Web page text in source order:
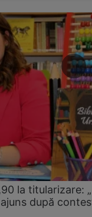
la titularizare:
după